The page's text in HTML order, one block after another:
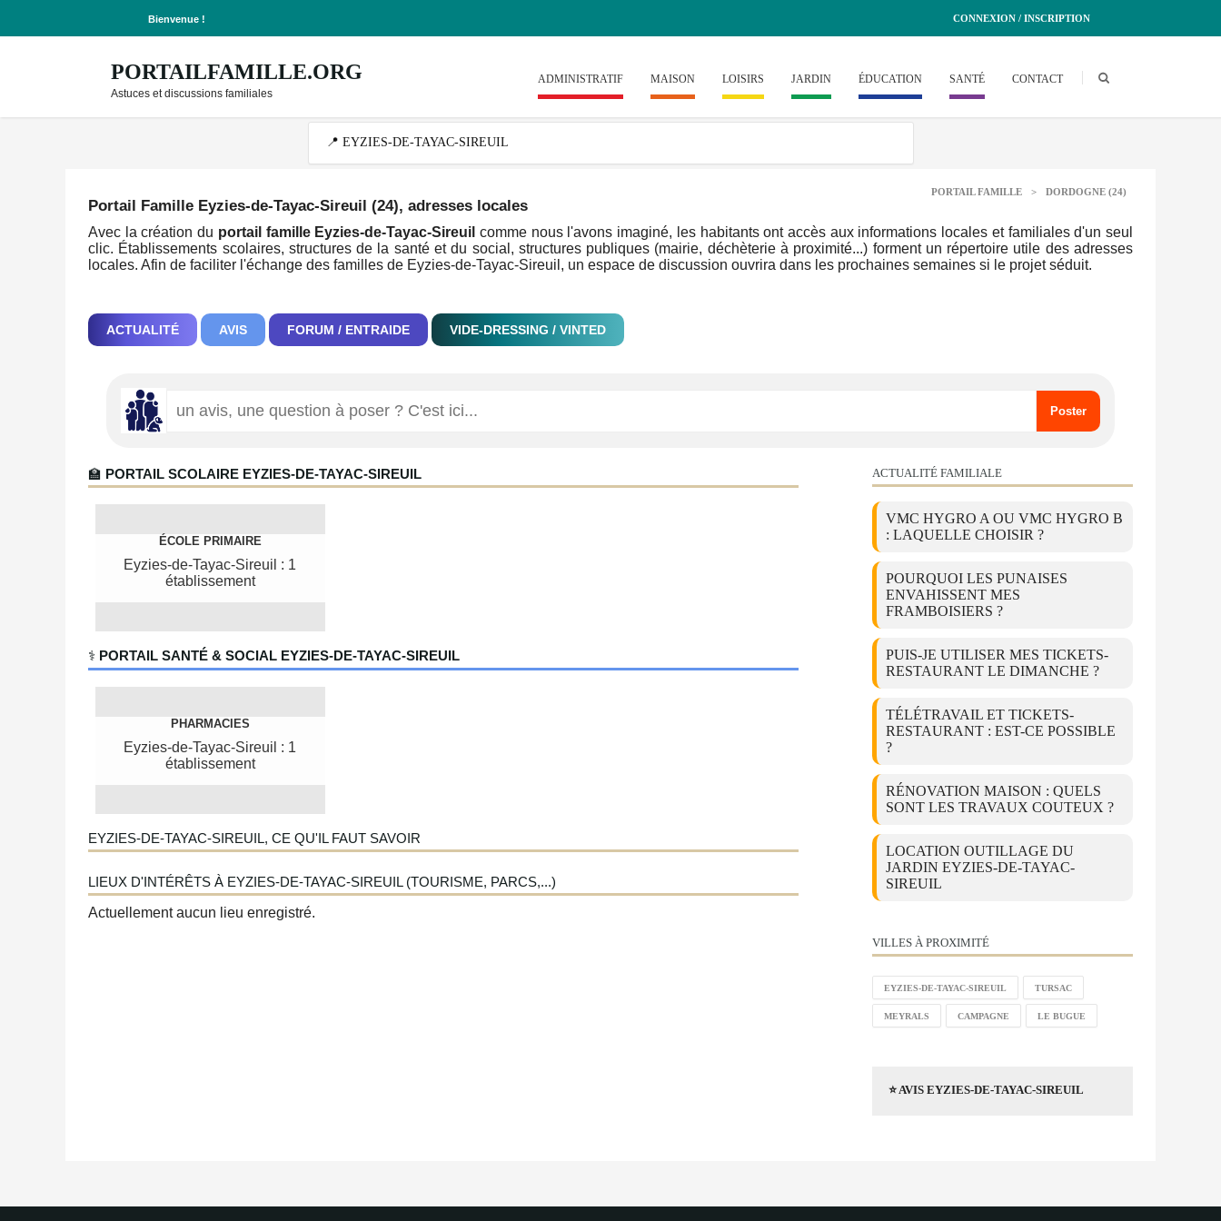
Bienvenue ! CONNEXION / INSCRIPTION
PORTAILFAMILLE.ORG
Astuces et discussions familiales
ADMINISTRATIF MAISON LOISIRS JARDIN ÉDUCATION SANTÉ CONTACT
PORTAIL FAMILLE > DORDOGNE (24)
Portail Famille Eyzies-de-Tayac-Sireuil (24), adresses locales
Avec la création du portail famille Eyzies-de-Tayac-Sireuil comme nous l'avons imaginé, les habitants ont accès aux informations locales et familiales d'un seul
clic. Établissements scolaires, structures de la santé et du social, structures publiques (mairie, déchèterie à proximité...) forment un répertoire utile des adresses
locales. Afin de faciliter l'échange des familles de Eyzies-de-Tayac-Sireuil, un espace de discussion ouvrira dans les prochaines semaines si le projet séduit.
ACTUALITÉ AVIS FORUM / ENTRAIDE VIDE-DRESSING / VINTED
🏫 PORTAIL SCOLAIRE EYZIES-DE-TAYAC-SIREUIL
ÉCOLE PRIMAIRE
Eyzies-de-Tayac-Sireuil : 1
établissement
‍⚕️ PORTAIL SANTÉ & SOCIAL EYZIES-DE-TAYAC-SIREUIL
PHARMACIES
Eyzies-de-Tayac-Sireuil : 1
établissement
EYZIES-DE-TAYAC-SIREUIL, CE QU'IL FAUT SAVOIR
LIEUX D'INTÉRÊTS À EYZIES-DE-TAYAC-SIREUIL (TOURISME, PARCS,...)
Actuellement aucun lieu enregistré.
ACTUALITÉ FAMILIALE
VMC HYGRO A OU VMC HYGRO B
: LAQUELLE CHOISIR ?
POURQUOI LES PUNAISES
ENVAHISSENT MES
FRAMBOISIERS ?
PUIS-JE UTILISER MES TICKETS-
RESTAURANT LE DIMANCHE ?
TÉLÉTRAVAIL ET TICKETS-
RESTAURANT : EST-CE POSSIBLE
?
RÉNOVATION MAISON : QUELS
SONT LES TRAVAUX COUTEUX ?
LOCATION OUTILLAGE DU
JARDIN EYZIES-DE-TAYAC-
SIREUIL
VILLES À PROXIMITÉ
EYZIES-DE-TAYAC-SIREUIL TURSAC
MEYRALS CAMPAGNE LE BUGUE
⭐ AVIS EYZIES-DE-TAYAC-SIREUIL